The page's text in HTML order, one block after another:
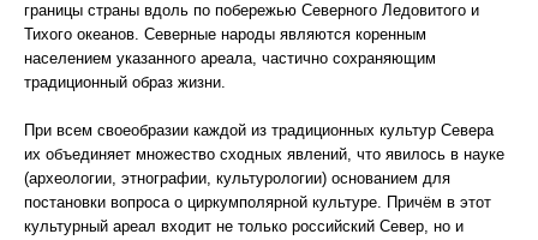
границы страны вдоль по побережью Северного Ледовитого и
Тихого океанов. Северные народы являются коренным
населением указанного ареала, частично сохраняющим
традиционный образ жизни.
При всем своеобразии каждой из традиционных культур Севера
их объединяет множество сходных явлений, что явилось в науке
(археологии, этнографии, культурологии) основанием для
постановки вопроса о циркумполярной культуре. Причём в этот
культурный ареал входит не только российский Север, но и